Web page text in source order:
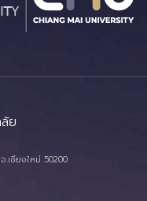
ย
เชียงใหม่ 50200